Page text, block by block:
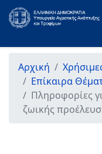
Αρχική
Επίκαιρα
Πληροφορίες
ζωικής